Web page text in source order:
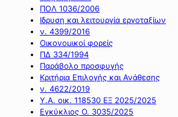
ΠΟΛ 1036/2006
Ιδρυση και λειτουργία εργοταξίων
ν. 4399/2016
Οικονομικοί φορείς
ΠΔ 334/1994
Παράβολο προσφυγής
Κριτήρια Επιλογής και Ανάθεσης
ν. 4622/2019
Υ.Α. οικ. 118530 ΕΞ 2025/2025
Εγκύκλιος Ο. 3035/2025